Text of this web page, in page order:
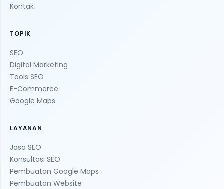
Kontak
TOPIK
SEO
Digital Marketing
Tools SEO
E-Commerce
Google Maps
LAYANAN
Jasa SEO
Konsultasi SEO
Pembuatan Google Maps
Pembuatan Website